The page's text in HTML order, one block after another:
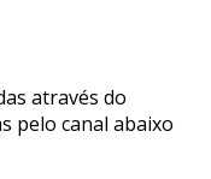
através do
pelo canal abaixo